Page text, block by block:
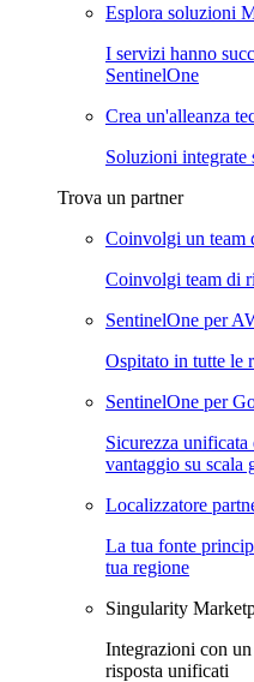
Esplora soluzioni
I servizi hanno
SentinelOne
Crea un'alleanza
Soluzioni integrate
Trova un partner
Coinvolgi un team
Coinvolgi team di
SentinelOne per
Ospitato in tutte le
SentinelOne per
Sicurezza
vantaggio su scala
Localizzatore
La tua fonte
tua regione
Singularity
Integrazioni con
risposta unificati